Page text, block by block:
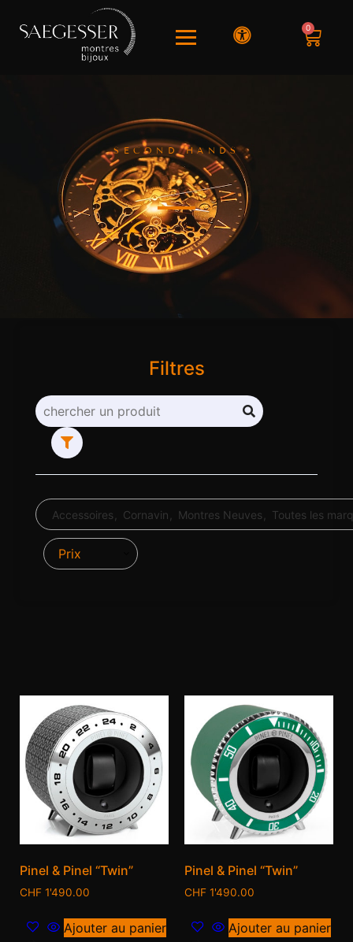
0
SECOND HANDS
Filtres
Accessoires Cornavin Montres Neuves Toutes les
Prix
Pinel & Pinel “Twin”
CHF 1'490.00
Ajouter au panier
Pinel & Pinel “Twin”
CHF 1'490.00
Ajouter au panier